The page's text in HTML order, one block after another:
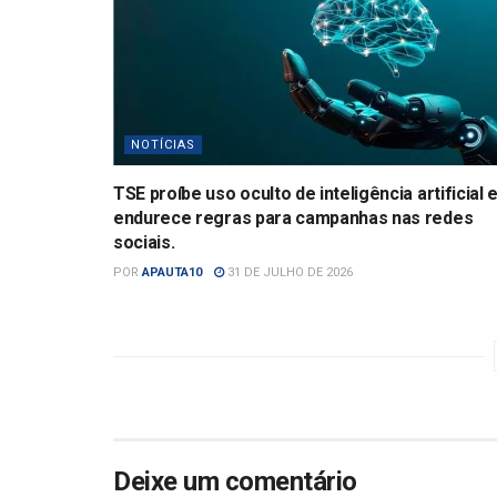
NOTÍCIAS
TSE proíbe uso oculto de inteligência artificial e
endurece regras para campanhas nas redes
sociais.
POR APAUTA10 31 DE JULHO DE 2026
Deixe um comentário